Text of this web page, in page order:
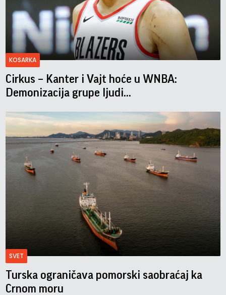
KOSARKA
Cirkus – Kanter i Vajt hoće u WNBA:
Demonizacija grupe ljudi...
SVET
Turska ograničava pomorski saobraćaj ka
Crnom moru